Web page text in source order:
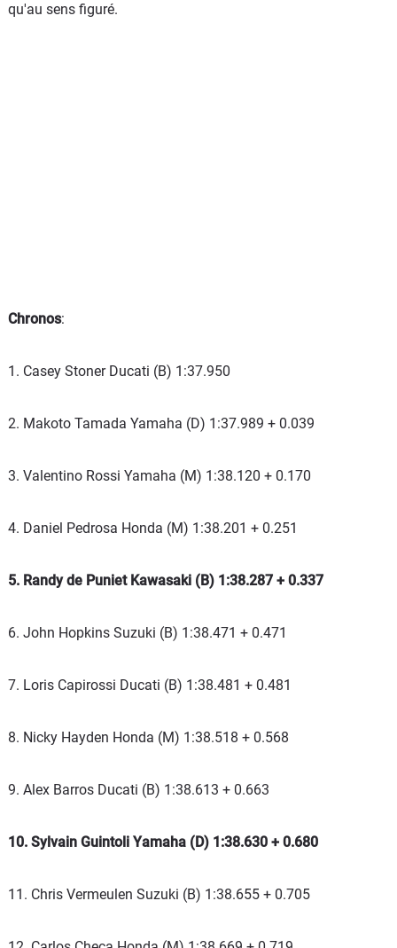
qu'au sens figuré.
Chronos:
1. Casey Stoner Ducati (B) 1:37.950
2. Makoto Tamada Yamaha (D) 1:37.989 + 0.039
3. Valentino Rossi Yamaha (M) 1:38.120 + 0.170
4. Daniel Pedrosa Honda (M) 1:38.201 + 0.251
5. Randy de Puniet Kawasaki (B) 1:38.287 + 0.337
6. John Hopkins Suzuki (B) 1:38.471 + 0.471
7. Loris Capirossi Ducati (B) 1:38.481 + 0.481
8. Nicky Hayden Honda (M) 1:38.518 + 0.568
9. Alex Barros Ducati (B) 1:38.613 + 0.663
10. Sylvain Guintoli Yamaha (D) 1:38.630 + 0.680
11. Chris Vermeulen Suzuki (B) 1:38.655 + 0.705